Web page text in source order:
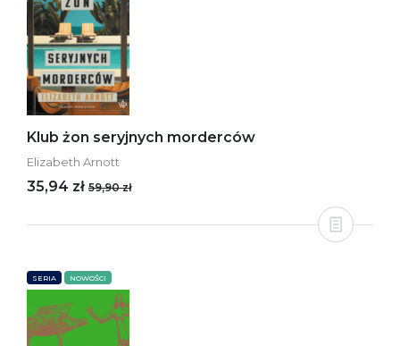
Klub żon seryjnych morderców
Elizabeth Arnott
35,94 zł 59,90 zł
SERIA NOWOŚCI